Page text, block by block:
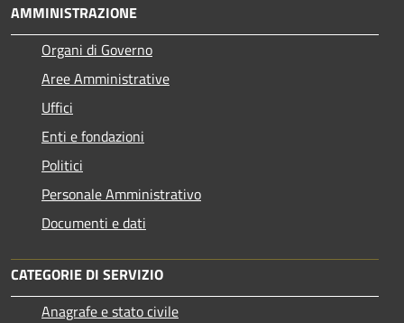
AMMINISTRAZIONE
Organi di Governo
Aree Amministrative
Uffici
Enti e fondazioni
Politici
Personale Amministrativo
Documenti e dati
CATEGORIE DI SERVIZIO
Anagrafe e stato civile